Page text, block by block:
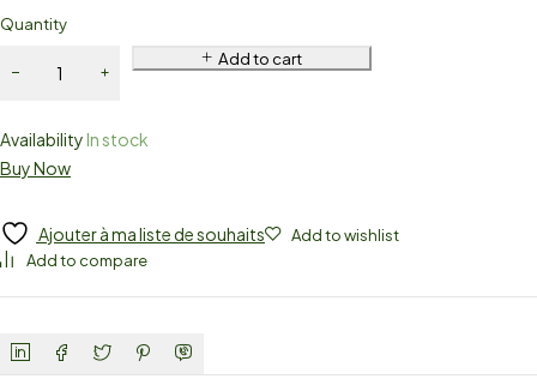
Quantity
Add to cart
AvailabilityIn stock
Buy Now
Ajouter à ma liste de souhaits
Add to wishlist
Add to compare